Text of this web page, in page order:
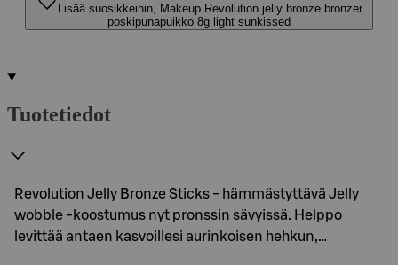
Lisää suosikkeihin, Makeup Revolution jelly bronze bronzer
poskipunapuikko 8g light sunkissed
Tuotetiedot
Revolution Jelly Bronze Sticks - hämmästyttävä Jelly
wobble -koostumus nyt pronssin sävyissä. Helppo
levittää antaen kasvoillesi aurinkoisen hehkun,…